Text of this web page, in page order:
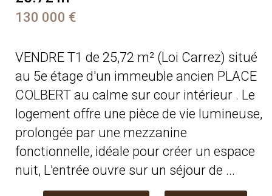
130 000 €
VENDRE T1 de 25,72 m² (Loi Carrez) situé
au 5e étage d'un immeuble ancien PLACE
COLBERT au calme sur cour intérieur . Le
logement offre une pièce de vie lumineuse,
prolongée par une mezzanine
fonctionnelle, idéale pour créer un espace
nuit, L'entrée ouvre sur un séjour de ...